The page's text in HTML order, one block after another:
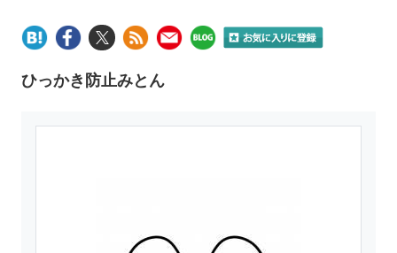
ひっかき防止みとん